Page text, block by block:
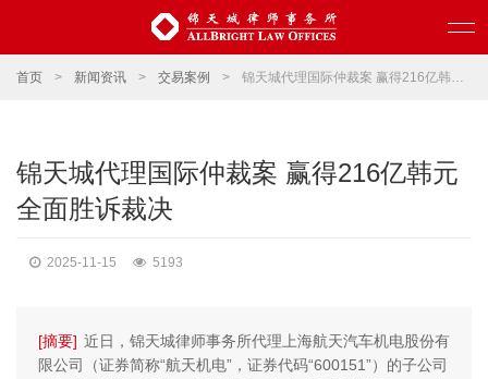
首页 > 新闻资讯 > 交易案例 > 锦天城代理国际仲裁案 赢得216亿韩元全面胜诉裁决
锦天城代理国际仲裁案 赢得216亿韩元
全面胜诉裁决
2025-11-15 5193
[摘要] 近日，锦天城律师事务所代理上海航天汽车机电股份有
限公司（证券简称“航天机电”，证券代码“600151”）的子公司